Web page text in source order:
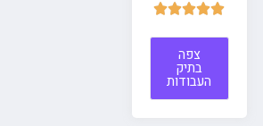





צפה
בתיק
העבודות